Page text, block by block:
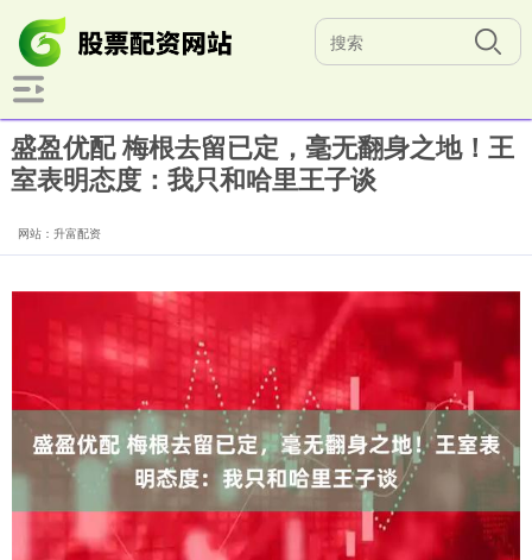
盛盈优配 梅根去留已定，毫无翻身之地！王
室表明态度：我只和哈里王子谈
网站：升富配资